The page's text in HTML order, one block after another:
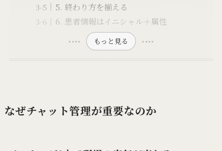
5. 終わり方を揃える
6. 患者情報はイニシャル＋属性
もっと見る
なぜチャット管理が重要なのか